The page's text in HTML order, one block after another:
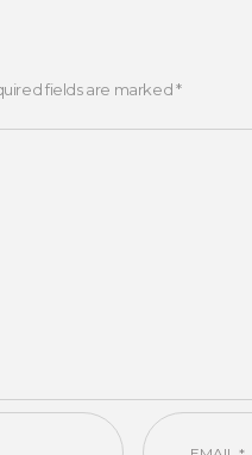
fields are marked *